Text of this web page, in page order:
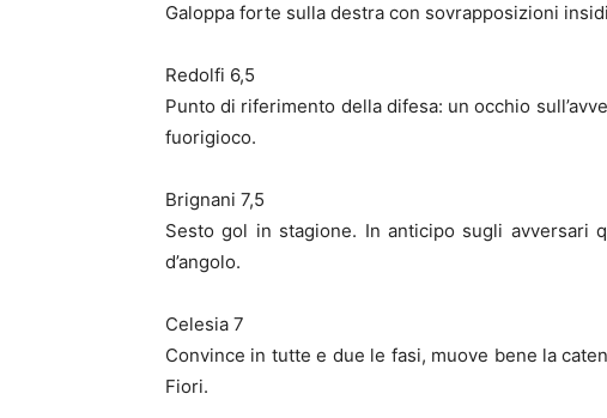
Galoppa forte sulla destra con sovrapposizioni
Redolfi 6,5
Punto di riferimento della difesa: un occhio
fuorigioco.
Brignani 7,5
Sesto gol in stagione. In anticipo sugli avversari
d’angolo.
Celesia 7
Convince in tutte e due le fasi, muove bene la
Fiori.